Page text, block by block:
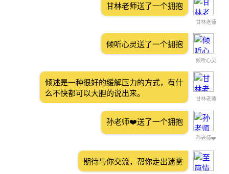
甘林老师
甘林老师送了一个拥抱
倾听心灵
倾听心灵送了一个拥抱
甘林老师
倾述是一种很好的缓解压力的方式，有什
么不快都可以大胆的说出来。
孙老师❤️
孙老师❤️送了一个拥抱
期待与你交流，帮你走出迷雾